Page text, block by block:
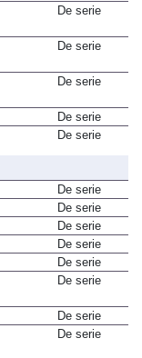
De serie
De serie
De serie
De serie
De serie
De serie
De serie
De serie
De serie
De serie
De serie
De serie
De serie